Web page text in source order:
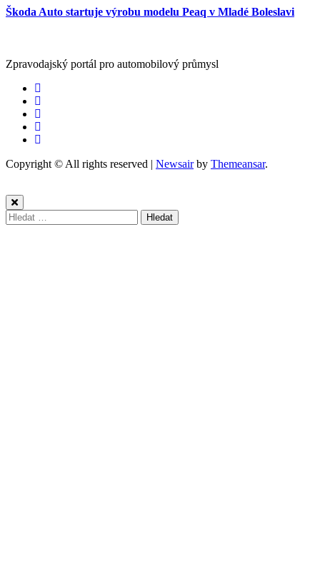
Škoda Auto startuje výrobu modelu Peaq v Mladé Boleslavi
Zpravodajský portál pro automobilový průmysl
Copyright © All rights reserved | Newsairby Themeansar.
Vyhledávání